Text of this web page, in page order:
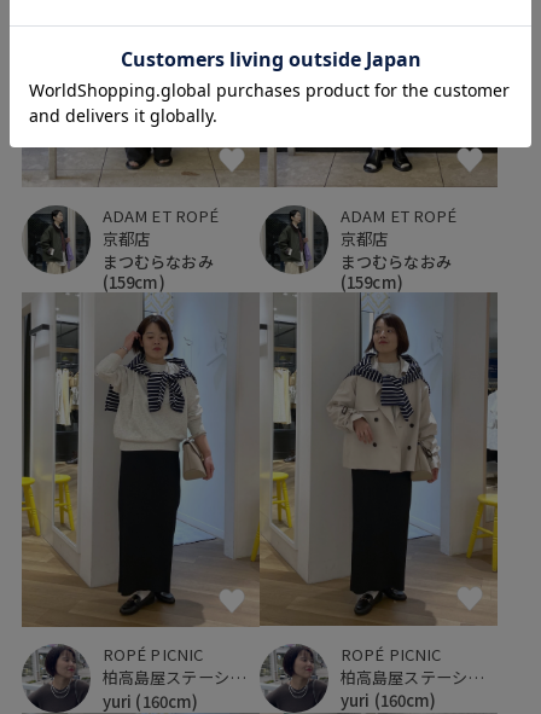
ADAM ET ROPÉ
京都店
まつむらなおみ
(159cm)
ADAM ET ROPÉ
京都店
まつむらなおみ
(159cm)
ROPÉ PICNIC
柏高島屋ステーションモール
yuri (160cm)
ROPÉ PICNIC
柏高島屋ステーションモール
yuri (160cm)